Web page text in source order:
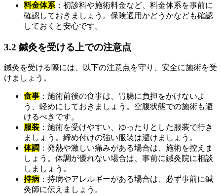
料金体系 ：初診料や施術料金など、料金体系を事前に
確認しておきましょう。保険適用かどうかなども確認
しておくと安心です。
3.2 鍼灸を受ける上での注意点
鍼灸を受ける際には、以下の注意点を守り、安全に施術を受
けましょう。
食事 ：施術前後の食事は、胃腸に負担をかけないよ
う、軽めにしておきましょう。空腹状態での施術も避
けるべきです。
服装 ：施術を受けやすい、ゆったりとした服装で行き
ましょう。締め付けの強い服装は避けましょう。
体調 ：発熱や激しい痛みがある場合は、施術を控えま
しょう。体調が優れない場合は、事前に鍼灸院に相談
しましょう。
持病 ：持病やアレルギーがある場合は、必ず事前に鍼
灸師に伝えましょう。